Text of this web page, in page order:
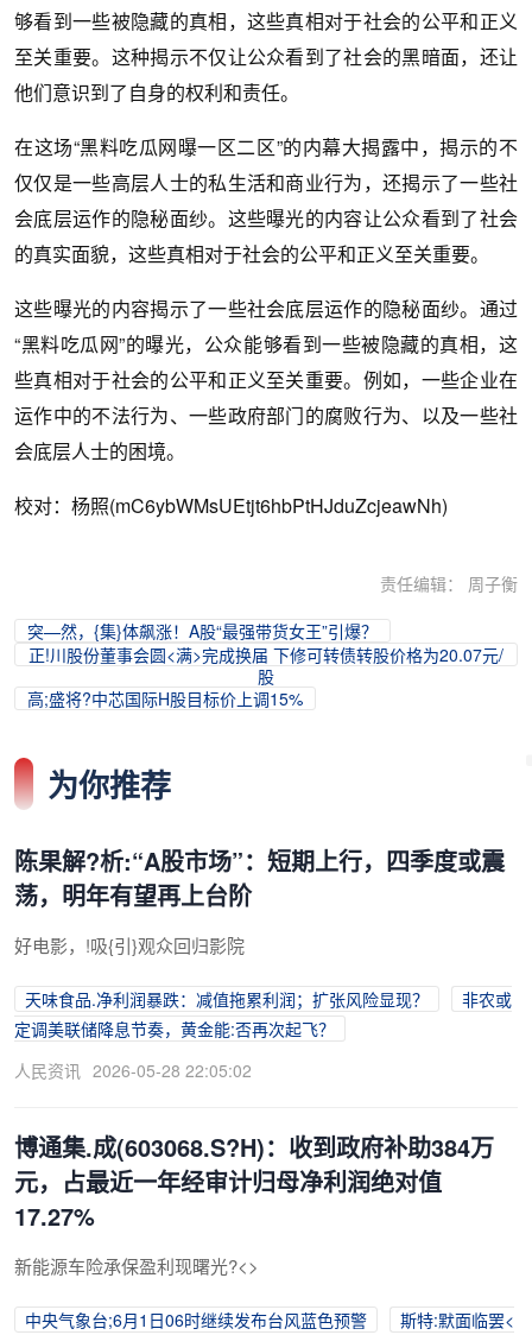
够看到一些被隐藏的真相，这些真相对于社会的公平和正义
至关重要。这种揭示不仅让公众看到了社会的黑暗面，还让
他们意识到了自身的权利和责任。
在这场“黑料吃瓜网曝一区二区”的内幕大揭露中，揭示的不
仅仅是一些高层人士的私生活和商业行为，还揭示了一些社
会底层运作的隐秘面纱。这些曝光的内容让公众看到了社会
的真实面貌，这些真相对于社会的公平和正义至关重要。
这些曝光的内容揭示了一些社会底层运作的隐秘面纱。通过
“黑料吃瓜网”的曝光，公众能够看到一些被隐藏的真相，这
些真相对于社会的公平和正义至关重要。例如，一些企业在
运作中的不法行为、一些政府部门的腐败行为、以及一些社
会底层人士的困境。
校对：杨照(mC6ybWMsUEtjt6hbPtHJduZcjeawNh)
责任编辑： 周子衡
突—然，{集}体飙涨！A股“最强带货女王”引爆？
正!川股份董事会圆<满>完成换届 下修可转债转股价格为20.07元/
股
高;盛将?中芯国际H股目标价上调15%
为你推荐
陈果解?析:“A股市场”：短期上行，四季度或震
荡，明年有望再上台阶
好电影，!吸{引}观众回归影院
天味食品.净利润暴跌：减值拖累利润；扩张风险显现？
非农或
定调美联储降息节奏，黄金能:否再次起飞？
人民资讯 2026-05-28 22:05:02
博通集.成(603068.S?H)：收到政府补助384万
元，占最近一年经审计归母净利润绝对值
17.27%
新能源车险承保盈利现曙光?<>
中央气象台;6月1日06时继续发布台风蓝色预警
斯特:默面临罢<